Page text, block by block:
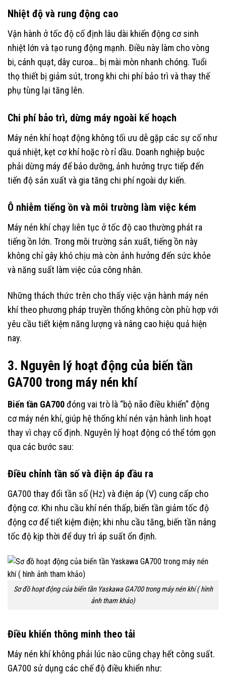
Nhiệt độ và rung động cao
Vận hành ở tốc độ cố định lâu dài khiến động cơ sinh
nhiệt lớn và tạo rung động mạnh. Điều này làm cho vòng
bi, cánh quạt, dây curoa… bị mài mòn nhanh chóng. Tuổi
thọ thiết bị giảm sút, trong khi chi phí bảo trì và thay thế
phụ tùng lại tăng lên.
Chi phí bảo trì, dừng máy ngoài kế hoạch
Máy nén khí hoạt động không tối ưu dễ gặp các sự cố như
quá nhiệt, kẹt cơ khí hoặc rò rỉ dầu. Doanh nghiệp buộc
phải dừng máy để bảo dưỡng, ảnh hưởng trực tiếp đến
tiến độ sản xuất và gia tăng chi phí ngoài dự kiến.
Ô nhiễm tiếng ồn và môi trường làm việc kém
Máy nén khí chạy liên tục ở tốc độ cao thường phát ra
tiếng ồn lớn. Trong môi trường sản xuất, tiếng ồn này
không chỉ gây khó chịu mà còn ảnh hưởng đến sức khỏe
và năng suất làm việc của công nhân.
Những thách thức trên cho thấy việc vận hành máy nén
khí theo phương pháp truyền thống không còn phù hợp với
yêu cầu tiết kiệm năng lượng và nâng cao hiệu quả hiện
nay.
3. Nguyên lý hoạt động của biến tần
GA700 trong máy nén khí
Biến tần GA700đóng vai trò là “bộ não điều khiển” động
cơ máy nén khí, giúp hệ thống khí nén vận hành linh hoạt
thay vì chạy cố định. Nguyên lý hoạt động có thể tóm gọn
qua các bước sau:
Điều chỉnh tần số và điện áp đầu ra
GA700 thay đổi tần số (Hz) và điện áp (V) cung cấp cho
động cơ. Khi nhu cầu khí nén thấp, biến tần giảm tốc độ
động cơ để tiết kiệm điện; khi nhu cầu tăng, biến tần nâng
tốc độ kịp thời để duy trì áp suất ổn định.
Sơ đồ hoạt động của biến tần Yaskawa GA700 trong máy nén khí ( hình
ảnh tham khảo)
Điều khiển thông minh theo tải
Máy nén khí không phải lúc nào cũng chạy hết công suất.
GA700 sử dụng các chế độ điều khiển như: